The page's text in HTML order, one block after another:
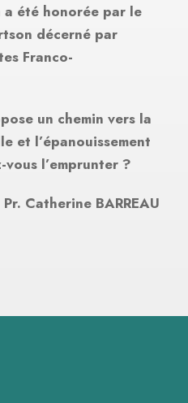
été honorée par le
décerné par
Franco-
un chemin vers la
et l’épanouissement
l’emprunter ?
Pr. Catherine BARREAU